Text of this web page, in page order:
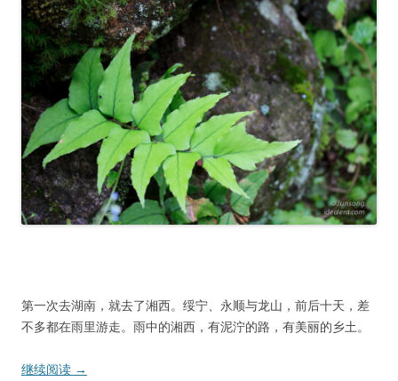
第一次去湖南，就去了湘西。绥宁、永顺与龙山，前后十天，差
不多都在雨里游走。雨中的湘西，有泥泞的路，有美丽的乡土。
继续阅读 →